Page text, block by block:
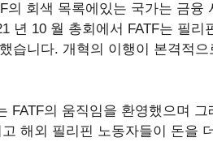
회색 목록에있는 국가는 금융
년 10 월 총회에서 FATF는 필리
습니다. 개혁의 이행이 본격적
FATF의 움직임을 환영했으며
해외 필리핀 노동자들이 돈을